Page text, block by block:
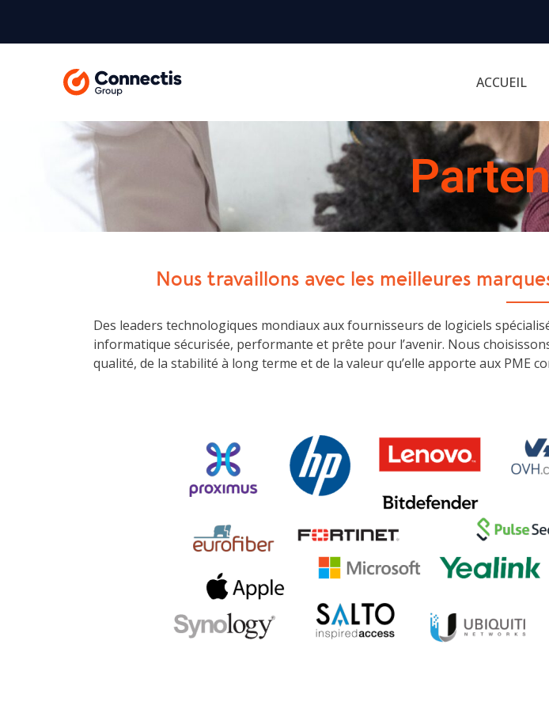
ACCUEIL
Nous travaillons avec les meilleures
Des leaders technologiques mondiaux aux fournisseurs de logiciels
informatique sécurisée, performante et prête pour l’avenir. Nous
qualité, de la stabilité à long terme et de la valeur qu’elle apporte aux PME